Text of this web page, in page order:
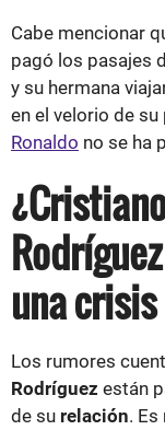
Cabe mencionar
pagó los pasajes
y su hermana
en el velorio de
Ronaldo no se ha
una
Los rumores
Rodríguez están
de su relación.